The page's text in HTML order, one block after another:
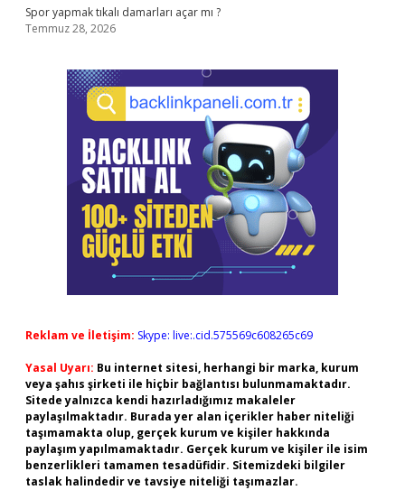
Spor yapmak tıkalı damarları açar mı ?
Temmuz 28, 2026
Reklam ve İletişim: Skype: live:.cid.575569c608265c69
Yasal Uyarı: Bu internet sitesi, herhangi bir marka, kurum
veya şahıs şirketi ile hiçbir bağlantısı bulunmamaktadır.
Sitede yalnızca kendi hazırladığımız makaleler
paylaşılmaktadır. Burada yer alan içerikler haber niteliği
taşımamakta olup, gerçek kurum ve kişiler hakkında
paylaşım yapılmamaktadır. Gerçek kurum ve kişiler ile isim
benzerlikleri tamamen tesadüfidir. Sitemizdeki bilgiler
taslak halindedir ve tavsiye niteliği taşımazlar.